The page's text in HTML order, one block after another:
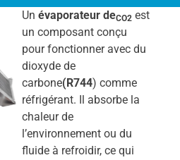
Un évaporateur deCO2 est
un composant conçu
pour fonctionner avec du
dioxyde de
carbone(R744) comme
réfrigérant. Il absorbe la
chaleur de
l’environnement ou du
fluide à refroidir, ce qui